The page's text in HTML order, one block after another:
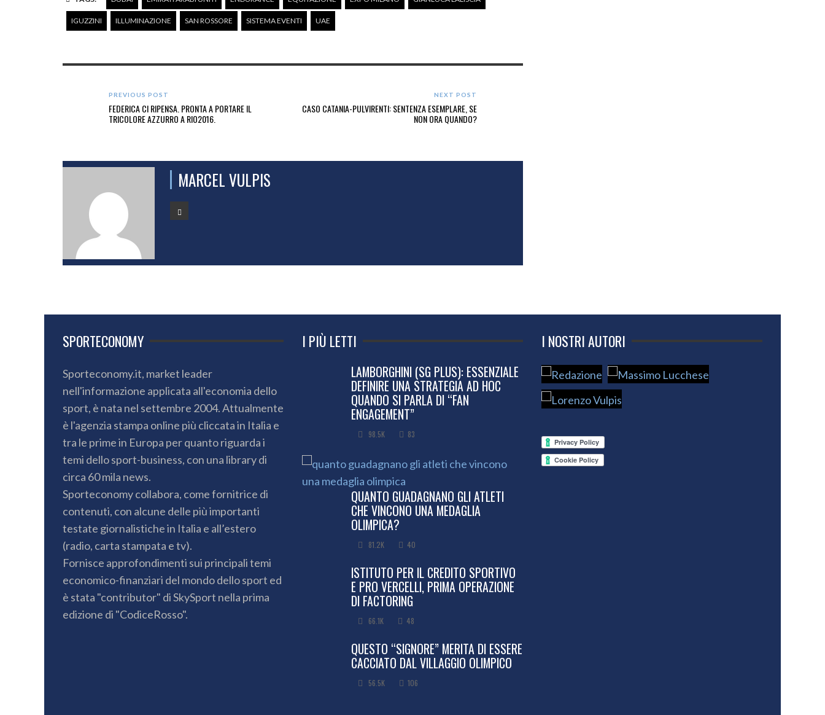
IGUZZINI ILLUMINAZIONE SAN ROSSORE SISTEMA EVENTI UAE
PREVIOUS POST
FEDERICA CI RIPENSA. PRONTA A PORTARE IL
TRICOLORE AZZURRO A RIO2016.
NEXT POST
CASO CATANIA-PULVIRENTI: SENTENZA ESEMPLARE, SE
NON ORA QUANDO?
MARCEL VULPIS
SPORTECONOMY
Sporteconomy.it, market leader
nell'informazione applicata all'economia dello
sport, è nata nel settembre 2004. Attualmente
è l'agenzia stampa online più cliccata in Italia e
tra le prime in Europa per quanto riguarda i
temi dello sport-business, con una library di
circa 60 mila news.
Sporteconomy collabora, come fornitrice di
contenuti, con alcune delle più importanti
testate giornalistiche in Italia e all’estero
(radio, carta stampata e tv).
Fornisce approfondimenti sui principali temi
economico-finanziari del mondo dello sport ed
è stata "contributor" di SkySport nella prima
edizione di "CodiceRosso".
I PIÙ LETTI
LAMBORGHINI (SG PLUS): ESSENZIALE
DEFINIRE UNA STRATEGIA AD HOC
QUANDO SI PARLA DI “FAN
ENGAGEMENT”
98.5K 83
QUANTO GUADAGNANO GLI ATLETI
CHE VINCONO UNA MEDAGLIA
OLIMPICA?
81.2K 40
ISTITUTO PER IL CREDITO SPORTIVO
E PRO VERCELLI, PRIMA OPERAZIONE
DI FACTORING
66.1K 48
QUESTO “SIGNORE” MERITA DI ESSERE
CACCIATO DAL VILLAGGIO OLIMPICO
56.5K 106
I NOSTRI AUTORI